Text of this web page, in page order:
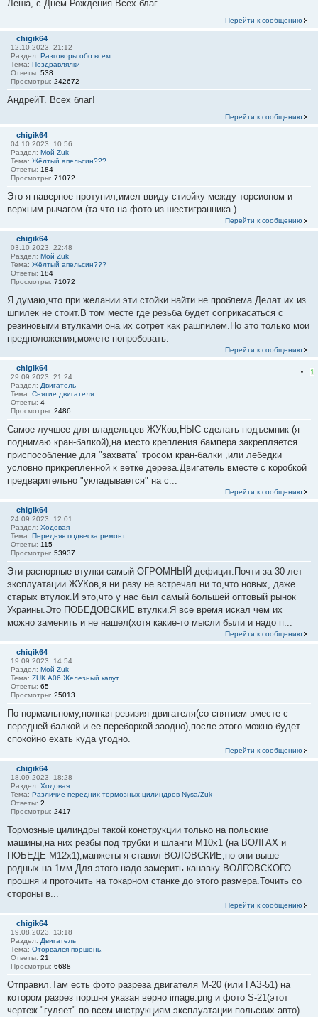
Леша, с Днем Рождения.Всех благ.
Перейти к сообщению
chigik64
12.10.2023, 21:12
Раздел: Разговоры обо всем
Тема: Поздравлялки
Ответы: 538
Просмотры: 242672
АндрейТ. Всех благ!
Перейти к сообщению
chigik64
04.10.2023, 10:56
Раздел: Мой Zuk
Тема: Жёлтый апельсин???
Ответы: 184
Просмотры: 71072
Это я наверное протупил,имел ввиду стиойку между торсионом и
верхним рычагом.(та что на фото из шестигранника )
Перейти к сообщению
chigik64
03.10.2023, 22:48
Раздел: Мой Zuk
Тема: Жёлтый апельсин???
Ответы: 184
Просмотры: 71072
Я думаю,что при желании эти стойки найти не проблема.Делат их из
шпилек не стоит.В том месте где резьба будет соприкасаться с
резиновыми втулками она их сотрет как рашпилем.Но это только мои
предположения,можете попробовать.
Перейти к сообщению
chigik64
29.09.2023, 21:24
Раздел: Двигатель
Тема: Снятие двигателя
Ответы: 4
Просмотры: 2486
1
Самое лучшее для владельцев ЖУКов,НЫС сделать подъемник (я
поднимаю кран-балкой),на место крепления бампера закрепляется
приспособление для "захвата" тросом кран-балки ,или лебедки
условно прикрепленной к ветке дерева.Двигатель вместе с коробкой
предварительно "укладывается" на с...
Перейти к сообщению
chigik64
24.09.2023, 12:01
Раздел: Ходовая
Тема: Передняя подвеска ремонт
Ответы: 115
Просмотры: 53937
Эти распорные втулки самый ОГРОМНЫЙ дефицит.Почти за 30 лет
эксплуатации ЖУКов,я ни разу не встречал ни то,что новых, даже
старых втулок.И это,что у нас был самый большей оптовый рынок
Украины.Это ПОБЕДОВСКИЕ втулки.Я все время искал чем их
можно заменить и не нашел(хотя какие-то мысли были и надо п...
Перейти к сообщению
chigik64
19.09.2023, 14:54
Раздел: Мой Zuk
Тема: ZUK A06 Железный капут
Ответы: 65
Просмотры: 25013
По нормальному,полная ревизия двигателя(со снятием вместе с
передней балкой и ее переборкой заодно),после этого можно будет
спокойно ехать куда угодно.
Перейти к сообщению
chigik64
18.09.2023, 18:28
Раздел: Ходовая
Тема: Различие передних тормозных цилиндров Nysa/Zuk
Ответы: 2
Просмотры: 2417
Тормозные цилиндры такой конструкции только на польские
машины,на них резбы под трубки и шланги М10х1 (на ВОЛГАХ и
ПОБЕДЕ М12х1),манжеты я ставил ВОЛОВСКИЕ,но они выше
родных на 1мм.Для этого надо замерить канавку ВОЛГОВСКОГО
прошня и проточить на токарном станке до этого размера.Точить со
стороны в...
Перейти к сообщению
chigik64
19.08.2023, 13:18
Раздел: Двигатель
Тема: Оторвался поршень.
Ответы: 21
Просмотры: 6688
Отправил.Там есть фото разреза двигателя М-20 (или ГАЗ-51) на
котором разрез поршня указан верно image.png и фото S-21(этот
чертеж "гуляет" по всем инструкциям эксплуатации польских авто)